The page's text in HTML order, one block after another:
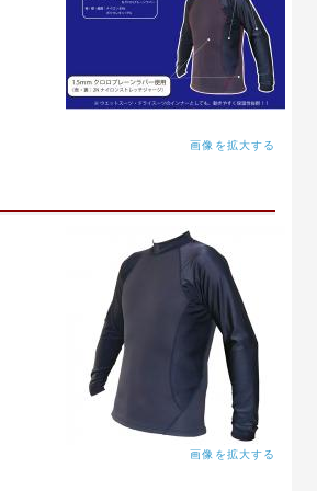
画像を拡大する
画像を拡大する